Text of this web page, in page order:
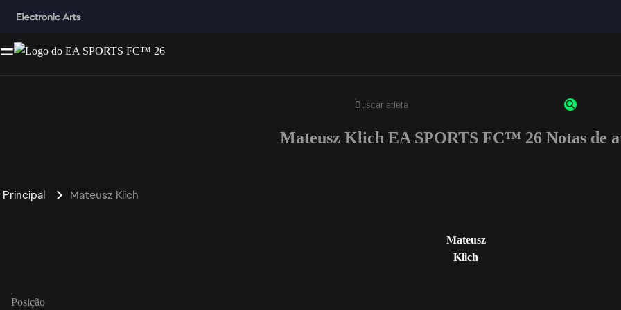
Insira pelo menos 3 caracteres ou números
Mateusz Klich EA SPORTS FC™ 26 Notas de
Principal Mateusz Klich
Mateusz
Klich
Posição